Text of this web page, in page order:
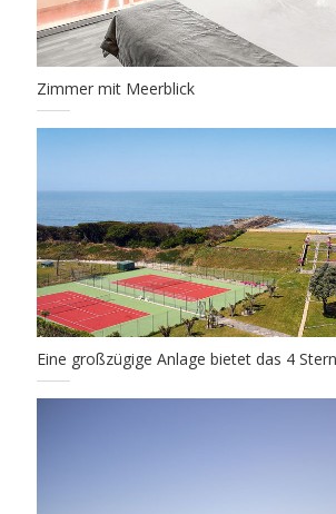
Zimmer mit Meerblick
Eine großzügige Anlage bietet das 4